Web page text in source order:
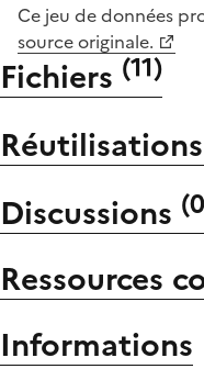
Ce jeu de données
source originale.
Fichiers (11)
Discussions (0
Ressources
Informations